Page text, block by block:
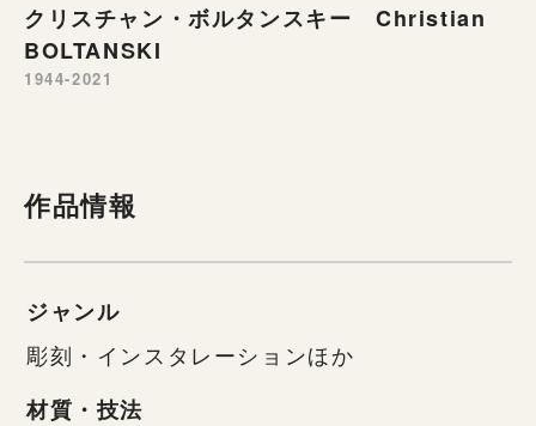
クリスチャン・ボルタンスキー Christian
BOLTANSKI
1944-2021
作品情報
ジャンル
彫刻・インスタレーションほか
材質・技法